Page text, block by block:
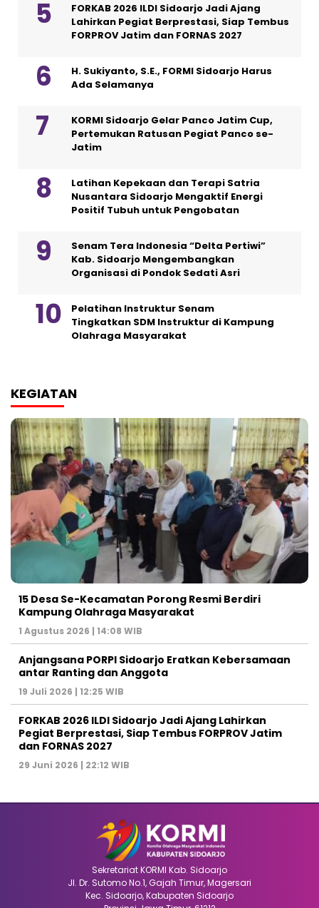
FORKAB 2026 ILDI Sidoarjo Jadi Ajang
Lahirkan Pegiat Berprestasi, Siap Tembus
FORPROV Jatim dan FORNAS 2027
H. Sukiyanto, S.E., FORMI Sidoarjo Harus
Ada Selamanya
KORMI Sidoarjo Gelar Panco Jatim Cup,
Pertemukan Ratusan Pegiat Panco se-
Jatim
Latihan Kepekaan dan Terapi Satria
Nusantara Sidoarjo Mengaktif Energi
Positif Tubuh untuk Pengobatan
Senam Tera Indonesia “Delta Pertiwi”
Kab. Sidoarjo Mengembangkan
Organisasi di Pondok Sedati Asri
Pelatihan Instruktur Senam
Tingkatkan SDM Instruktur di Kampung
Olahraga Masyarakat
KEGIATAN
15 Desa Se-Kecamatan Porong Resmi Berdiri
Kampung Olahraga Masyarakat
1 Agustus 2026 | 14:08 WIB
Anjangsana PORPI Sidoarjo Eratkan Kebersamaan
antar Ranting dan Anggota
19 Juli 2026 | 12:25 WIB
FORKAB 2026 ILDI Sidoarjo Jadi Ajang Lahirkan
Pegiat Berprestasi, Siap Tembus FORPROV Jatim
dan FORNAS 2027
29 Juni 2026 | 22:12 WIB
Sekretariat KORMI Kab. Sidoarjo
Jl. Dr. Sutomo No.1, Gajah Timur, Magersari
Kec. Sidoarjo, Kabupaten Sidoarjo